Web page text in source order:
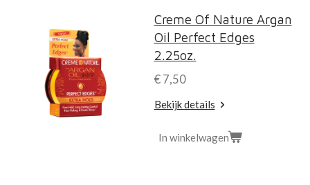
Creme Of Nature Argan
Oil Perfect Edges
2.25oz.
€ 7,50
Bekijk details
In winkelwagen